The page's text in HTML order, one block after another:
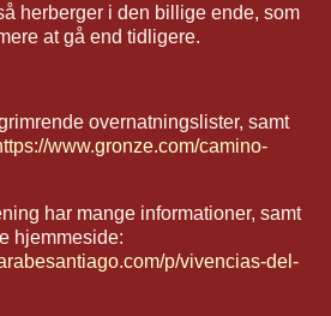
herberger i den billige ende, som
at gå end tidligere.
overnatningslister, samt
www.gronze.com/camino-
har mange informationer, samt
hjemmeside:
p/vivencias-del-